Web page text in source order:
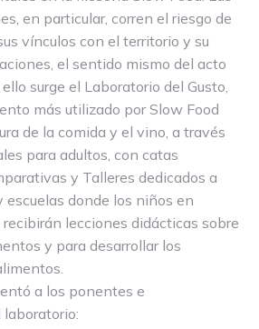
en particular, corren el riesgo de
vínculos con el territorio y su
el sentido mismo del acto
surge el Laboratorio del Gusto,
más utilizado por Slow Food
de la comida y el vino, a través
para adultos, con catas
y Talleres dedicados a
escuelas donde los niños en
lecciones didácticas sobre
y para desarrollar los
a los ponentes e